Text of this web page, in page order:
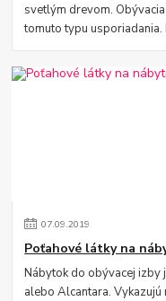
svetlým drevom.
tomuto typu usporiadania.
07.09.2019
Poťahové látky na
Nábytok do obývacej izby
alebo Alcantara.